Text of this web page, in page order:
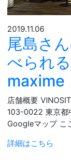
2019.11.06
尾島さ
べられ
maxime
店舗概要
103-0022 東京都
Googleマップ こ
詳細はこちら